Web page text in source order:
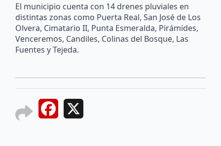
El municipio cuenta con 14 drenes pluviales en
distintas zonas como Puerta Real, San José de Los
Olvera, Cimatario II, Punta Esmeralda, Pirámides,
Venceremos, Candiles, Colinas del Bosque, Las
Fuentes y Tejeda.
Facebook